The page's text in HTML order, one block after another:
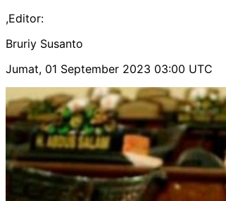
,Editor:
Bruriy Susanto
Jumat, 01 September 2023 03:00 UTC